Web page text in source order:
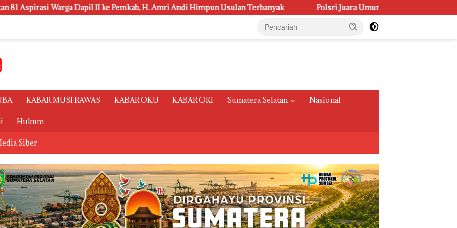
ke Pemkab, H. Amri Andi Himpun Usulan Terbanyak Polsri Juara Umum PORSENI XV, Raih 60 Medali dan Ukir Gelar
KABAR MUSI RAWAS KABAR OKU KABAR OKI Sumatera Selatan Nasional
Hukum
Siber